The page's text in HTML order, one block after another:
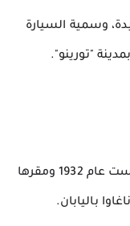
"تورينو".
باليابان.